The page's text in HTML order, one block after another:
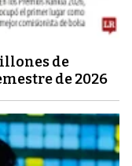
de
de 2026